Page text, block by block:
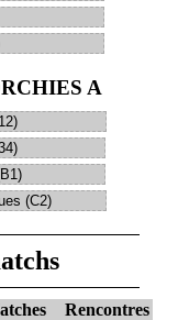
A
Rencontres